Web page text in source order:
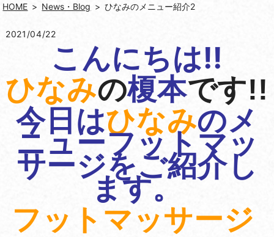
HOME News・Blog ひなみのメニュー紹介2
2021/04/22
こんにちは!!
ひなみの榎本です!!
今日はひなみのメ
ニューフットマッ
サージをご紹介し
ます。
フットマッサージ